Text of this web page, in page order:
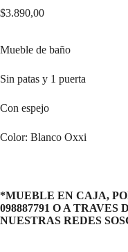
$3.890,00
Mueble de baño
Sin patas y 1 puerta
Con espejo
Color: Blanco Oxxi
*MUEBLE EN CAJA,
098887791 O A
NUESTRAS REDES